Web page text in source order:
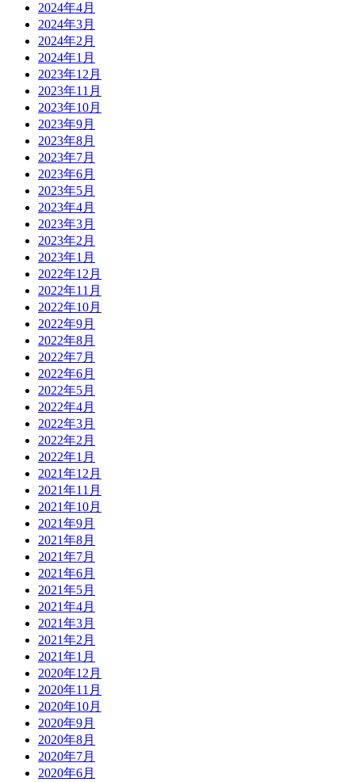
2024年4月
2024年3月
2024年2月
2024年1月
2023年12月
2023年11月
2023年10月
2023年9月
2023年8月
2023年7月
2023年6月
2023年5月
2023年4月
2023年3月
2023年2月
2023年1月
2022年12月
2022年11月
2022年10月
2022年9月
2022年8月
2022年7月
2022年6月
2022年5月
2022年4月
2022年3月
2022年2月
2022年1月
2021年12月
2021年11月
2021年10月
2021年9月
2021年8月
2021年7月
2021年6月
2021年5月
2021年4月
2021年3月
2021年2月
2021年1月
2020年12月
2020年11月
2020年10月
2020年9月
2020年8月
2020年7月
2020年6月